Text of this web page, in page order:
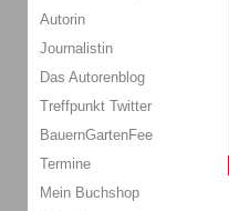
Autorin
Journalistin
Das Autorenblog
Treffpunkt Twitter
BauernGartenFee
Termine
Mein Buchshop